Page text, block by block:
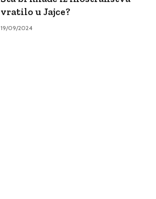
vratilo u Jajce?
19/09/2024